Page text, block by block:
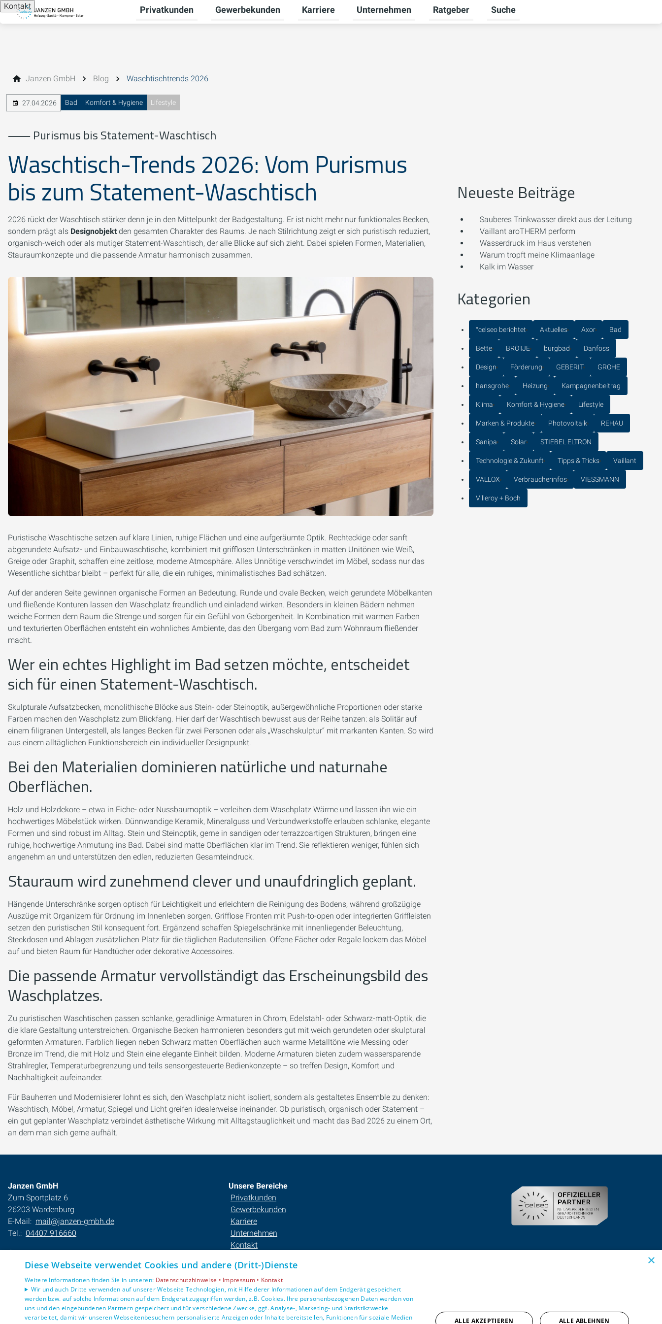
Kontakt Privatkunden
Untermenü für Privatkunden umschalten
Gewerbekunden
Untermenü für Gewerbekunden umschalten
Karriere
Untermenü für Karriere umschalten
Unternehmen
Untermenü für Unternehmen umschalten
Ratgeber
Untermenü für Ratgeber umschalten
Suche
Janzen GmbH Blog Waschtischtrends 2026
27.04.2026 Bad Komfort & Hygiene Lifestyle
⸺Purismus bis Statement-Waschtisch
Waschtisch-Trends 2026: Vom Purismus
bis zum Statement-Waschtisch
2026 rückt der Waschtisch stärker denn je in den Mittelpunkt der Badgestaltung. Er ist nicht mehr nur funktionales Becken,
sondern prägt als Designobjekt den gesamten Charakter des Raums. Je nach Stilrichtung zeigt er sich puristisch reduziert,
organisch-weich oder als mutiger Statement-Waschtisch, der alle Blicke auf sich zieht. Dabei spielen Formen, Materialien,
Stauraumkonzepte und die passende Armatur harmonisch zusammen.
Puristische Waschtische setzen auf klare Linien, ruhige Flächen und eine aufgeräumte Optik. Rechteckige oder sanft
abge­rundete Aufsatz- und Einbauwaschtische, kombiniert mit grifflosen Unterschränken in matten Uni­tönen wie Weiß,
Greige oder Graphit, schaffen eine zeitlose, moderne Atmosphäre. Alles Unnötige verschwindet im Möbel, sodass nur das
Wesentliche sichtbar bleibt – perfekt für alle, die ein ruhiges, minimalistisches Bad schätzen.
Auf der anderen Seite gewinnen organische Formen an Bedeutung. Runde und ovale Becken, weich gerundete Möbelkanten
und fließende Konturen lassen den Waschplatz freundlich und einladend wirken. Besonders in kleinen Bädern nehmen
weiche Formen dem Raum die Strenge und sorgen für ein Gefühl von Geborgenheit. In Kombination mit warmen Farben
und texturierten Oberflächen entsteht ein wohnliches Ambiente, das den Übergang vom Bad zum Wohnraum fließender
macht.
Wer ein echtes Highlight im Bad setzen möchte, entscheidet
sich für einen Statement-Waschtisch.
Skulpturale Aufsatzbecken, monolithische Blöcke aus Stein- oder Steinoptik, außergewöhnliche Proportionen oder starke
Farben machen den Waschplatz zum Blickfang. Hier darf der Waschtisch bewusst aus der Reihe tanzen: als Solitär auf
einem filigranen Untergestell, als langes Becken für zwei Personen oder als „Waschskulptur“ mit markanten Kanten. So wird
aus einem alltäglichen Funktionsbereich ein individueller Designpunkt.
Bei den Materialien dominieren natürliche und naturnahe
Oberflächen.
Holz und Holzdekore – etwa in Eiche- oder Nussbaumoptik – verleihen dem Waschplatz Wärme und lassen ihn wie ein
hochwertiges Möbelstück wirken. Dünnwandige Keramik, Mineralguss und Verbundwerkstoffe erlauben schlanke, elegante
Formen und sind robust im Alltag. Stein und Steinoptik, gerne in sandigen oder terrazzoartigen Strukturen, bringen eine
ruhige, hochwertige Anmutung ins Bad. Dabei sind matte Oberflächen klar im Trend: Sie reflektieren weniger, fühlen sich
angenehm an und unterstützen den edlen, reduzierten Gesamteindruck.
Stauraum wird zunehmend clever und unaufdringlich geplant.
Hängende Unterschränke sorgen optisch für Leichtigkeit und erleichtern die Reinigung des Bodens, während großzügige
Auszüge mit Organizern für Ordnung im Innenleben sorgen. Grifflose Fronten mit Push-to-open oder integrierten Griffleisten
setzen den puristischen Stil konsequent fort. Ergänzend schaffen Spiegelschränke mit innenliegender Beleuchtung,
Steckdosen und Ablagen zusätzlichen Platz für die täglichen Badutensilien. Offene Fächer oder Regale lockern das Möbel
auf und bieten Raum für Handtücher oder dekorative Accessoires.
Die passende Armatur vervollständigt das Erscheinungsbild des
Waschplatzes.
Zu puristischen Waschtischen passen schlanke, geradlinige Armaturen in Chrom, Edelstahl- oder Schwarz-matt-Optik, die
die klare Gestaltung unterstreichen. Organische Becken harmonieren besonders gut mit weich gerundeten oder skulptural
geformten Armaturen. Farblich liegen neben Schwarz matten Oberflächen auch warme Metalltöne wie Messing oder
Bronze im Trend, die mit Holz und Stein eine elegante Einheit bilden. Moderne Armaturen bieten zudem wassersparende
Strahlregler, Temperaturbegrenzung und teils sensorgesteuerte Bedienkonzepte – so treffen Design, Komfort und
Nachhaltigkeit aufeinander.
Für Bauherren und Modernisierer lohnt es sich, den Waschplatz nicht isoliert, sondern als gestaltetes Ensemble zu denken:
Waschtisch, Möbel, Armatur, Spiegel und Licht greifen idealerweise ineinander. Ob puristisch, organisch oder Statement –
ein gut geplanter Waschplatz verbindet ästhetische Wirkung mit Alltagstauglichkeit und macht das Bad 2026 zu einem Ort,
an dem man sich gerne aufhält.
Neueste Beiträge
Sauberes Trinkwasser direkt aus der Leitung
Vaillant aroTHERM perform
Wasserdruck im Haus verstehen
Warum tropft meine Klimaanlage
Kalk im Wasser
Kategorien
°celseo berichtet Aktuelles Axor Bad
Bette BRÖTJE burgbad Danfoss
Design Förderung GEBERIT GROHE
hansgrohe Heizung Kampagnenbeitrag
Klima Komfort & Hygiene Lifestyle
Marken & Produkte Photovoltaik REHAU
Sanipa Solar STIEBEL ELTRON
Technologie & Zukunft Tipps & Tricks Vaillant
VALLOX Verbraucherinfos VIESSMANN
Villeroy + Boch
Janzen GmbH
Zum Sportplatz 6
26203 Wardenburg
E-Mail: mail@janzen-gmbh.de
Tel.: 04407 916660
Impressum
Barrierefreiheitserklärung
Datenschutzerklärung
AGB
Unsere Bereiche
Privatkunden
Gewerbekunden
Karriere
Unternehmen
Kontakt
×
Diese Webseite verwendet Cookies und andere (Dritt-)Dienste
Weitere Informationen finden Sie in unseren: Datenschutzhinweise • Impressum • Kontakt
Wir und auch Dritte verwenden auf unserer Webseite Technologien, mit Hilfe derer Informationen auf dem Endgerät gespeichert
werden bzw. auf solche Informationen auf dem Endgerät zugegriffen werden, z.B. Cookies. Ihre personenbezogenen Daten werden von
uns und den eingebundenen Partnern gespeichert und für verschiedene Zwecke, ggf. Analyse-, Marketing- und Statistikzwecke
verarbeitet, damit wir unseren Webseitenbesuchern personalisierte Anzeigen oder Inhalte bereitstellen, Funktionen für soziale Medien
ALLE AKZEPTIEREN ALLE ABLEHNEN